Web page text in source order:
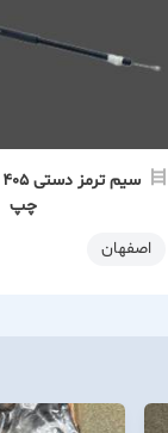
چپ
اصفهان